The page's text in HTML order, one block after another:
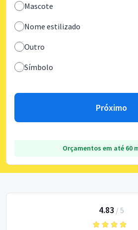
Mascote
Nome estilizado
Outro
Símbolo
Próximo
Orçamentos em até 60
4.83 / 5